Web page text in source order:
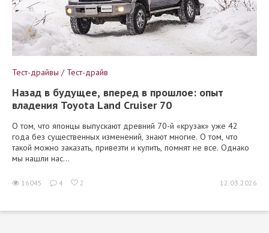
Тест-драйвы / Тест-драйв
Назад в будущее, вперед в прошлое: опыт
владения Toyota Land Cruiser 70
О том, что японцы выпускают древний 70-й «крузак» уже 42
года без существенных изменений, знают многие. О том, что
такой можно заказать, привезти и купить, помнят не все. Однако
мы нашли нас...
16045 4 2 12.03.2026